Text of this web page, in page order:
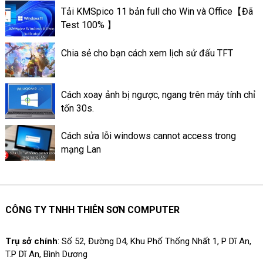
và chi tiết nhất. Giúp cho bạn
lựa chọn được cách phù hợp
với nhu cầu của mình.
Tải KMSpico 11 bản full cho Win và Office【Đã
Test 100% 】
Chia sẻ cho bạn cách xem lịch sử đấu TFT
Cách xoay ảnh bị ngược, ngang trên máy tính chỉ
tốn 30s.
Cách sửa lỗi windows cannot access trong
mạng Lan
CÔNG TY TNHH THIÊN SƠN COMPUTER
Trụ sở chính: Số 52, Đường D4, Khu Phố Thống Nhất 1, P Dĩ An,
T.P Dĩ An, Bình Dương